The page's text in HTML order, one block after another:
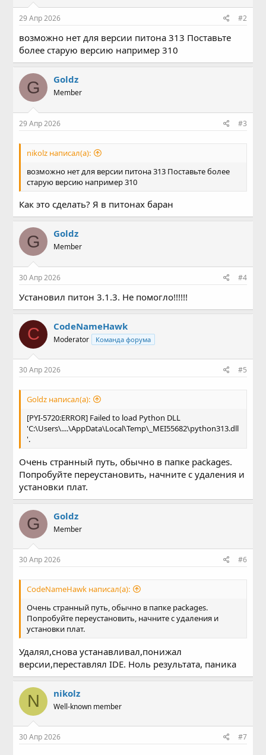
29 Апр 2026 #2
возможно нет для версии питона 313 Поставьте
более старую версию например 310
G Goldz
Member
29 Апр 2026 #3
nikolz написал(а):
возможно нет для версии питона 313 Поставьте более
старую версию например 310
Как это сделать? Я в питонах баран
G Goldz
Member
30 Апр 2026 #4
Установил питон 3.1.3. Не помогло!!!!!!
C CodeNameHawk
Moderator Команда форума
30 Апр 2026 #5
Goldz написал(а):
[PYI-5720:ERROR] Failed to load Python DLL
'C:\Users\....\AppData\Local\Temp\_MEI55682\python313.dll
'.
Очень странный путь, обычно в папке packages.
Попробуйте переустановить, начните с удаления и
установки плат.
G Goldz
Member
30 Апр 2026 #6
CodeNameHawk написал(а):
Очень странный путь, обычно в папке packages.
Попробуйте переустановить, начните с удаления и
установки плат.
Удалял,снова устанавливал,понижал
версии,переставлял IDE. Ноль результата, паника
N nikolz
Well-known member
30 Апр 2026 #7